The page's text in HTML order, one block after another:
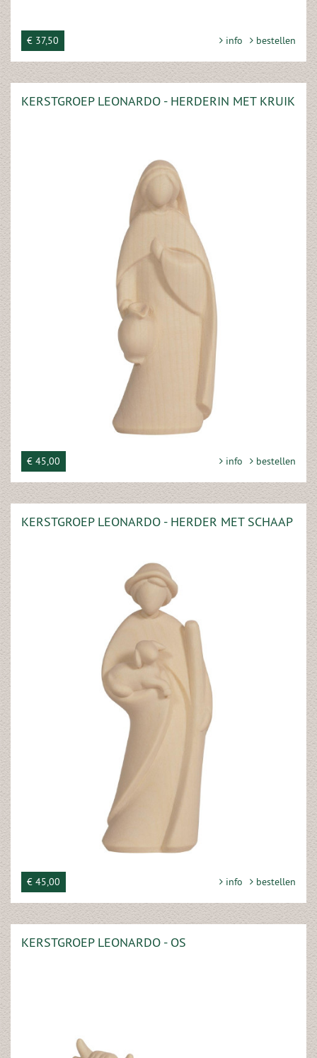
€ 37,50 info bestellen
KERSTGROEP LEONARDO - HERDERIN MET KRUIK
€ 45,00 info bestellen
KERSTGROEP LEONARDO - HERDER MET SCHAAP
€ 45,00 info bestellen
KERSTGROEP LEONARDO - OS